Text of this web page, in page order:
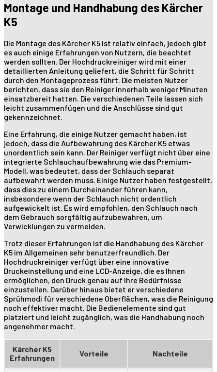
Montage und Handhabung des Kärcher
K5
Die Montage des Kärcher K5 ist relativ einfach, jedoch gibt
es auch einige Erfahrungen von Nutzern, die beachtet
werden sollten. Der Hochdruckreiniger wird mit einer
detaillierten Anleitung geliefert, die Schritt für Schritt
durch den Montageprozess führt. Die meisten Nutzer
berichten, dass sie den Reiniger innerhalb weniger Minuten
einsatzbereit hatten. Die verschiedenen Teile lassen sich
leicht zusammenfügen und die Anschlüsse sind gut
gekennzeichnet.
Eine Erfahrung, die einige Nutzer gemacht haben, ist
jedoch, dass die Aufbewahrung des Kärcher K5 etwas
unordentlich sein kann. Der Reiniger verfügt nicht über eine
integrierte Schlauchaufbewahrung wie das Premium-
Modell, was bedeutet, dass der Schlauch separat
aufbewahrt werden muss. Einige Nutzer haben festgestellt,
dass dies zu einem Durcheinander führen kann,
insbesondere wenn der Schlauch nicht ordentlich
aufgewickelt ist. Es wird empfohlen, den Schlauch nach
dem Gebrauch sorgfältig aufzubewahren, um
Verwicklungen zu vermeiden.
Trotz dieser Erfahrungen ist die Handhabung des Kärcher
K5 im Allgemeinen sehr benutzerfreundlich. Der
Hochdruckreiniger verfügt über eine innovative
Druckeinstellung und eine LCD-Anzeige, die es Ihnen
ermöglichen, den Druck genau auf Ihre Bedürfnisse
einzustellen. Darüber hinaus bietet er verschiedene
Sprühmodi für verschiedene Oberflächen, was die Reinigung
noch effektiver macht. Die Bedienelemente sind gut
platziert und leicht zugänglich, was die Handhabung noch
angenehmer macht.
Kärcher K5
Erfahrungen
Vorteile Nachteile